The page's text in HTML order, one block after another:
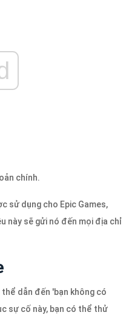
chính.
sử dụng cho Epic Games,
này sẽ gửi nó đến mọi địa chỉ
dẫn đến 'bạn không có
sự cố này, bạn có thể thử